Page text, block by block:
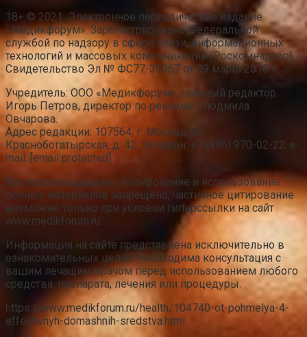
18+ © 2021. Электронное периодическое издание
«Медикфорум». Зарегистрировано Федеральной
службой по надзору в сфере связи, информационных
технологий и массовых коммуникаций (Роскомнадзор).
Свидетельство Эл № ФС77-39067 от 09 марта 2010 г.
Учредитель: ООО «Медикфорум», главный редактор:
Игорь Петров, директор по рекламе: Людмила
Овчарова.
Адрес редакции: 107564, г. Москва, ул.
Краснобогатырская, д. 42. Телефон: +7 (495) 970-02-22, e-
mail: [email protected] .
Все права защищены. Копирование и использование
полных материалов запрещено, частичное цитирование
возможно только при условии гиперссылки на сайт
www.medikforum.ru.
Информация на сайте представлена исключительно в
ознакомительных целях. Необходима консультация с
вашим лечащим врачом перед использованием любого
средства, препарата, лечения или процедуры.
https://www.medikforum.ru/health/104740-ot-pohmelya-4-
effektivnyh-domashnih-sredstva.html